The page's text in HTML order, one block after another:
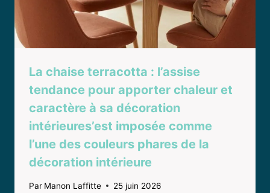
La chaise terracotta : l’assise
tendance pour apporter chaleur et
caractère à sa décoration
intérieures’est imposée comme
l’une des couleurs phares de la
décoration intérieure
Par Manon Laffitte 25 juin 2026